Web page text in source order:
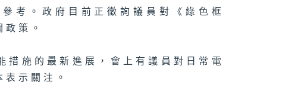
濟"議員議案
鐵路工程車營運維
護、《香港氫能發
展策略》及創科加
考。政府目前正徵詢議員對《綠色框
策。
措施的最新進展，會上有議員對日常電
示關注。